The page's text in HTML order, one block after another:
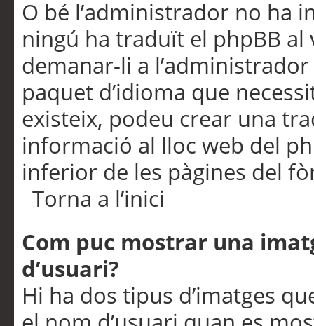
O bé l’administrador no ha
ningú ha traduït el phpBB
demanar-li a
paquet d’idioma que
existeix, podeu crear una
informació al lloc web del
inferior de les pàgines del
Torna a l’inici
Com puc mostrar una
d’usuari?
Hi ha dos tipus d’imatges